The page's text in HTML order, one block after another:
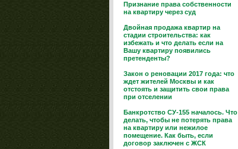
Признание права собственности
на квартиру через суд
Двойная продажа квартир на
стадии строительства: как
избежать и что делать если на
Вашу квартиру появились
претенденты?
Закон о реновации 2017 года: что
ждет жителей Москвы и как
отстоять и защитить свои права
при отселении
Банкротство СУ-155 началось. Что
делать, чтобы не потерять права
на квартиру или нежилое
помещение. Как быть, если
договор заключен с ЖСК